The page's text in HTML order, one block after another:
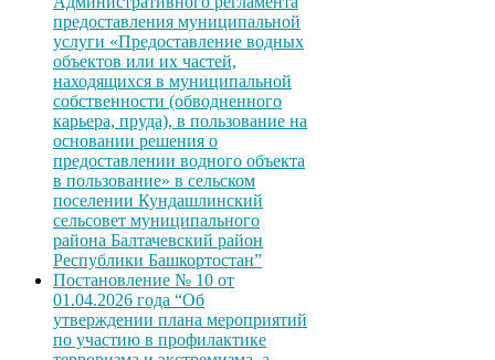
предоставления муниципальной
услуги «Предоставление водных
объектов или их частей,
находящихся в муниципальной
собственности (обводненного
карьера, пруда), в пользование на
основании решения о
предоставлении водного объекта
в пользование» в сельском
поселении Кундашлинский
сельсовет муниципального
района Балтачевский район
Республики Башкортостан”
Постановление № 10 от
01.04.2026 года “Об
утверждении плана мероприятий
по участию в профилактике